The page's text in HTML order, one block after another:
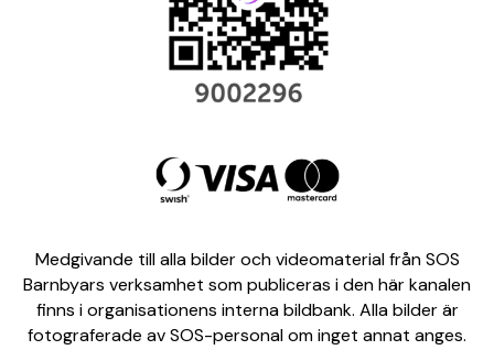
Medgivande till alla bilder och videomaterial från SOS
Barnbyars verksamhet som publiceras i den här kanalen
finns i organisationens interna bildbank. Alla bilder är
fotograferade av SOS-personal om inget annat anges.